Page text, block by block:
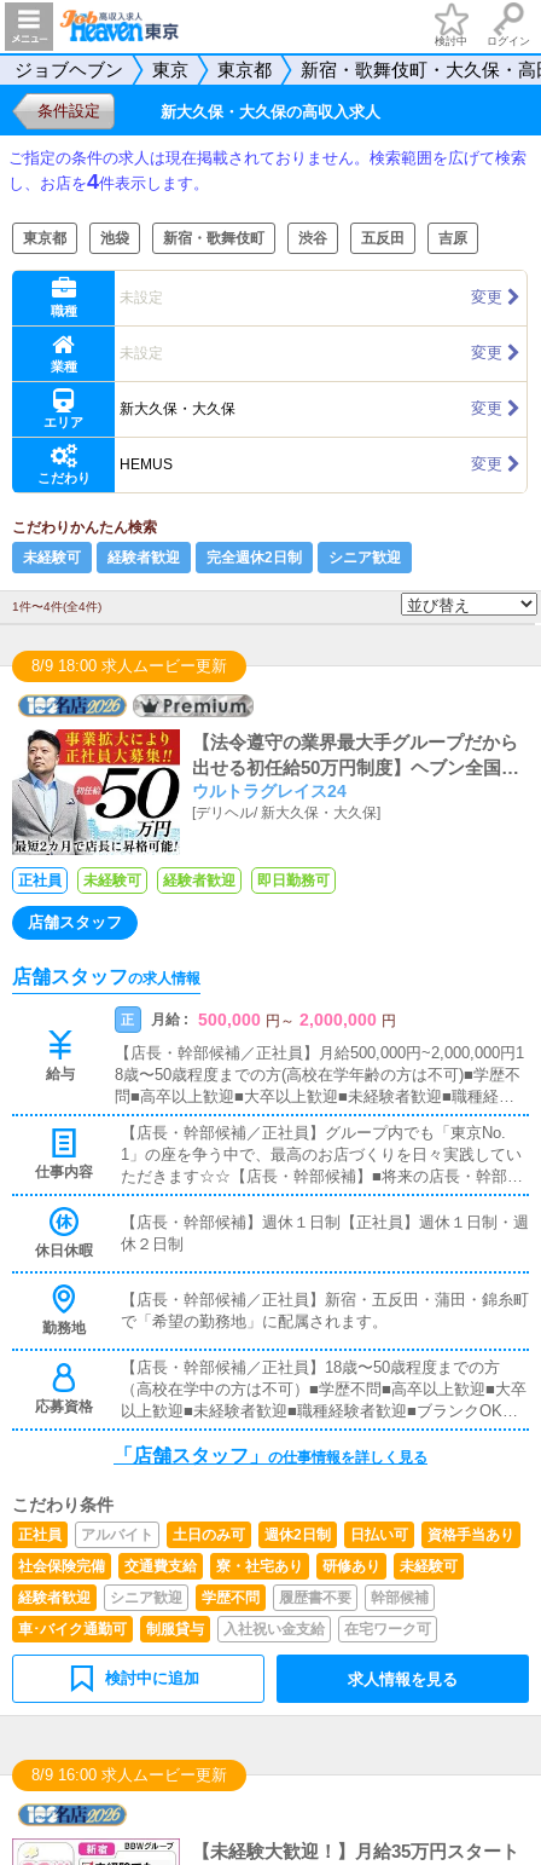
検討中 ログイン
ジョブヘブン 東京 東京都 新宿・歌舞伎町・大久保・高
条件設定 新大久保・大久保の高収入求人
ご指定の条件の求人は現在掲載されておりません。検索範囲を広げて検索
し、お店を4件表示します。
東京都 池袋 新宿・歌舞伎町 渋谷 五反田 吉原
職種
未設定 変更
業種
未設定 変更
エリア
新大久保・大久保 変更
こだわり
HEMUS 変更
こだわりかんたん検索
未経験可
経験者歓迎 完全週休2日制 シニア歓迎
1件〜4件(全4件)
8/9 18:00 求人ムービー更新
【法令遵守の業界最大手グループだから
出せる初任給50万円制度】ヘブン全国総
合1位、ヘブンプレミアム全国1位、日本
を代表する業界最大手！ウルトラグルー
あるアナタなら積極的に昇給・昇格させ
ることを約束します！！風俗のお仕事が
ウルトラグレイス24
[デリヘル/ 新大久保・大久保]
正社員 未経験可 経験者歓迎 即日勤務可
店舗スタッフ
店舗スタッフの求人情報
給与
正 月給 : 500,000 円 ～ 2,000,000 円
【店長・幹部候補／正社員】月給500,000円~2,000,000円1
8歳〜50歳程度までの方(高校在学年齢の方は不可)■学歴不
問■高卒以上歓迎■大卒以上歓迎■未経験者歓迎■職種経験
者歓迎■ブランクOK全国総合第1位のウルトラグループで
働いてみたいという方なら、どなたでも大歓迎です！
仕事内容
【店長・幹部候補／正社員】グループ内でも「東京No.
1」の座を争う中で、最高のお店づくりを日々実践してい
ただきます☆☆【店長・幹部候補】■将来の店長・幹部候
補として経験を積んでいただきます。まずは『受付スタッ
フ』と同様に、接客や受付業務からスタートしていただき
ます。業務に慣れてきたら、『キャストの管理』や『経営
こともあります。【正社員】■対面接客業務お客様からの
お問い合わせ対応や、一部店舗においてはご来店されたお
客様の案内をお願いします。予約の確認、会計作業、注意
事項のご案内などを担当していただきます。簡単なマニュ
アルがあり、先輩スタッフについて学びながら業務を覚え
ていけるので、未経験の方でも安心です。■企画の立案店
いただきます。【新規のお客様の増加】【リピート率の向
がしっかり稼げるよう、インターネットを活用したPR
（写メ日記など）の効果的な使い方をアドバイスしていた
だきます。■PC更新業務ヘブンネットなどポータルサイト
の店舗情報を更新します。キャストの出勤情報やイベン
ト、求人ブログの作成などを行います。基本的にはボタン
操作や簡単な文字入力ができれば大丈夫です。PCが苦手
な方でも問題なくできます。■清掃・備品管理お客様やキ
ャストに快適に過ごしていただけるよう、店内の清掃や備
品の管理・補充をお願いします。・お客様にとっての「最
高」とは何か・キャストにとっての「最高」とは何か・仲
の業務の中で常に考え、それを実現（具現化・可視化）し
ていくことが、店長・幹部の基本的な役割です。
休日休暇
【店長・幹部候補】週休１日制【正社員】週休１日制・週
休２日制
勤務地
【店長・幹部候補／正社員】新宿・五反田・蒲田・錦糸町
で「希望の勤務地」に配属されます。
応募資格
【店長・幹部候補／正社員】18歳〜50歳程度までの方
（高校在学中の方は不可）■学歴不問■高卒以上歓迎■大卒
以上歓迎■未経験者歓迎■職種経験者歓迎■ブランクOK全
国総合第1位のウルトラグループで働いてみたいという方
なら、どなたでも大歓迎です！
「店舗スタッフ」 の仕事情報を詳しく見る
こだわり条件
正社員 アルバイト 土日のみ可 週休2日制 日払い可
資格手当あり
社会保険完備
交通費支給 寮・社宅あり 研修あり
未経験可
経験者歓迎
シニア歓迎 学歴不問 履歴書不要
幹部候補
車･バイク通勤可
制服貸与 入社祝い金支給 在宅ワーク可
検討中に追加 求人情報を見る
8/9 16:00 求人ムービー更新
【未経験大歓迎！】月給35万円スタート